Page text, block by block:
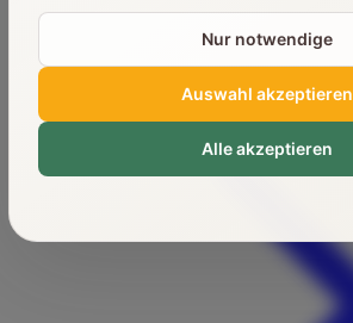
Nur notwendige
Auswahl akzeptieren
Alle akzeptieren